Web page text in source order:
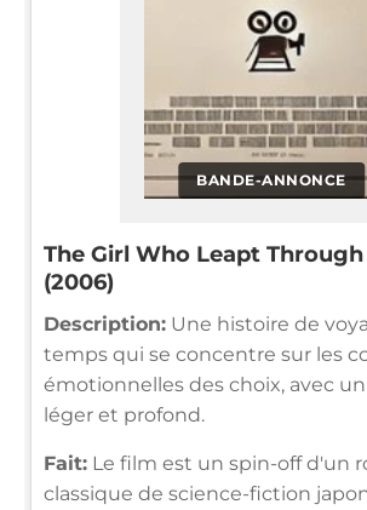
BANDE-ANNONCE
The Girl Who Leapt
(2006)
Description: Une histoire de
temps qui se concentre sur les
émotionnelles des choix, avec
léger et profond.
Fait: Le film est un spin-off d'un
classique de science-fiction